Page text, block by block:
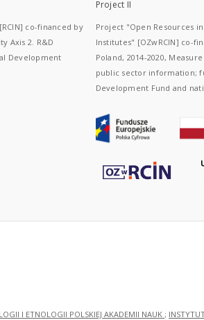
co-financed by
Axis 2. R&D
Development
Project II
Project "Open Resources
Institutes" [OZwRCIN] co-
Poland, 2014-2020,
public sector information;
Development Fund and
I ETNOLOGII POLSKIEJ AKADEMII NAUK ;